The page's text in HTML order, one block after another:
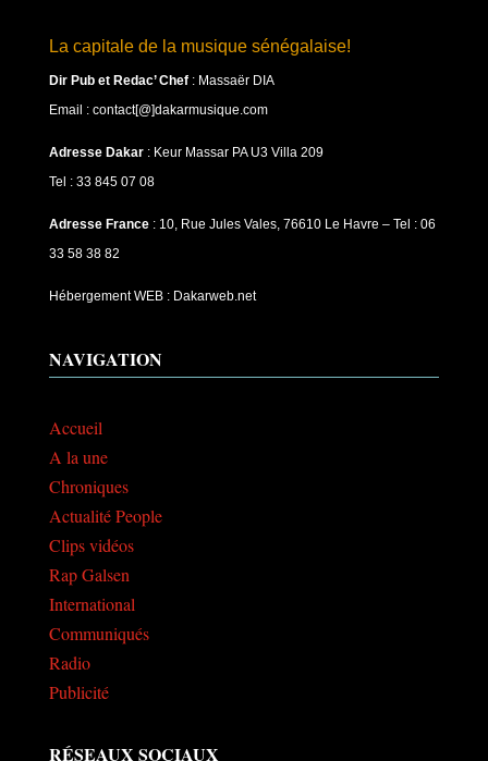
La capitale de la musique sénégalaise!
Dir Pub et Redac’ Chef: Massaër DIA
Email : contact[@]dakarmusique.com
Adresse Dakar: Keur Massar PA U3 Villa 209
Tel : 33 845 07 08
Adresse France: 10, Rue Jules Vales, 76610 Le Havre – Tel : 06
33 58 38 82
Hébergement WEB : Dakarweb.net
NAVIGATION
Accueil
A la une
Chroniques
Actualité People
Clips vidéos
Rap Galsen
International
Communiqués
Radio
Publicité
RÉSEAUX SOCIAUX